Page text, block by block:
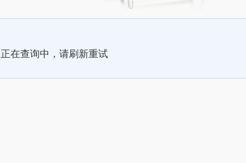
正在查询中，请刷新重试